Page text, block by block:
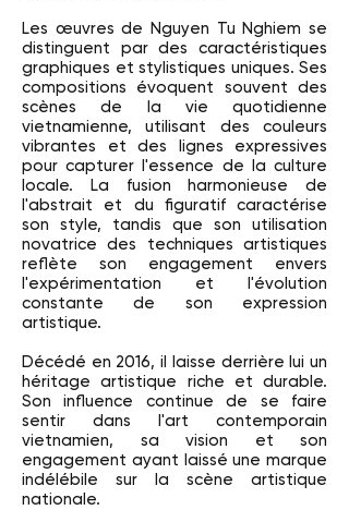
Les œuvres de Nguyen Tu Nghiem se
distinguent par des caractéristiques
graphiques et stylistiques uniques. Ses
compositions évoquent souvent des
scènes de la vie quotidienne
vietnamienne, utilisant des couleurs
vibrantes et des lignes expressives
pour capturer l'essence de la culture
locale. La fusion harmonieuse de
l'abstrait et du figuratif caractérise
son style, tandis que son utilisation
novatrice des techniques artistiques
reflète son engagement envers
l'expérimentation et l'évolution
constante de son expression
artistique.
Décédé en 2016, il laisse derrière lui un
héritage artistique riche et durable.
Son influence continue de se faire
sentir dans l'art contemporain
vietnamien, sa vision et son
engagement ayant laissé une marque
indélébile sur la scène artistique
nationale.